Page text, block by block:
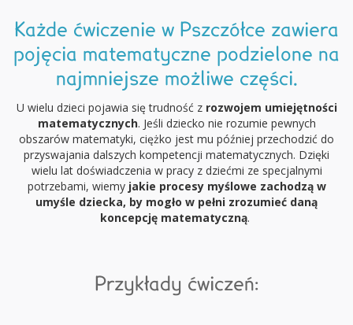
Każde ćwiczenie w Pszczółce zawiera
pojęcia matematyczne podzielone na
najmniejsze możliwe części.
U wielu dzieci pojawia się trudność z rozwojem umiejętności
matematycznych. Jeśli dziecko nie rozumie pewnych
obszarów matematyki, ciężko jest mu później przechodzić do
przyswajania dalszych kompetencji matematycznych. Dzięki
wielu lat doświadczenia w pracy z dziećmi ze specjalnymi
potrzebami, wiemy jakie procesy myślowe zachodzą w
umyśle dziecka, by mogło w pełni zrozumieć daną
koncepcję matematyczną.
Przykłady ćwiczeń: